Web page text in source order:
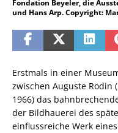
Fondation Beyeler, die
und Hans Arp. Copyright:
Erstmals in einer
zwischen Auguste Rodin
1966) das
der Bildhauerei des
einflussreiche Werk